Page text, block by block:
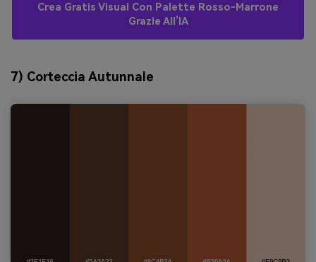
Crea Gratis Visual Con Palette Rosso-Marrone
Grazie All’IA
7) Corteccia Autunnale